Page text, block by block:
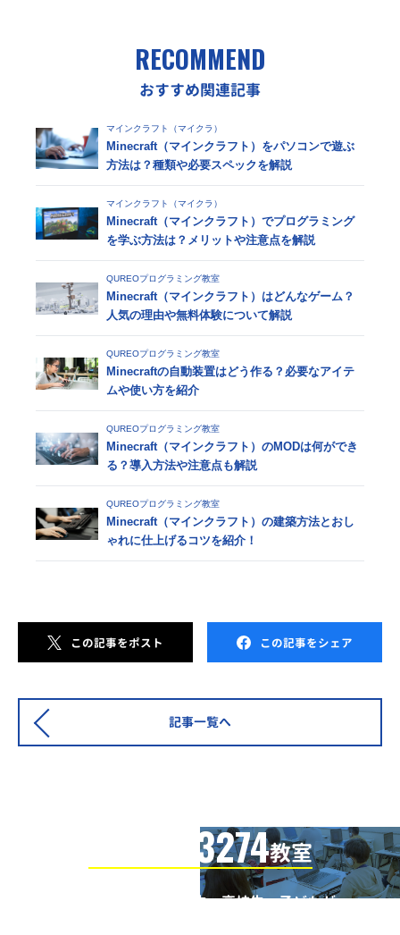
RECOMMEND
おすすめ関連記事
マインクラフト（マイクラ）
Minecraft（マインクラフト）をパソコンで遊ぶ
方法は？種類や必要スペックを解説
マインクラフト（マイクラ）
Minecraft（マインクラフト）でプログラミング
を学ぶ方法は？メリットや注意点を解説
QUREOプログラミング教室
Minecraft（マインクラフト）はどんなゲーム？
人気の理由や無料体験について解説
QUREOプログラミング教室
Minecraftの自動装置はどう作る？必要なアイテ
ムや使い方を紹介
QUREOプログラミング教室
Minecraft（マインクラフト）のMODは何ができ
る？導入方法や注意点も解説
QUREOプログラミング教室
Minecraft（マインクラフト）の建築方法とおし
ゃれに仕上げるコツを紹介！
この記事をポスト この記事をシェア
記事一覧へ
3274教室
全国の小学生・中学生・高校生・子どもが